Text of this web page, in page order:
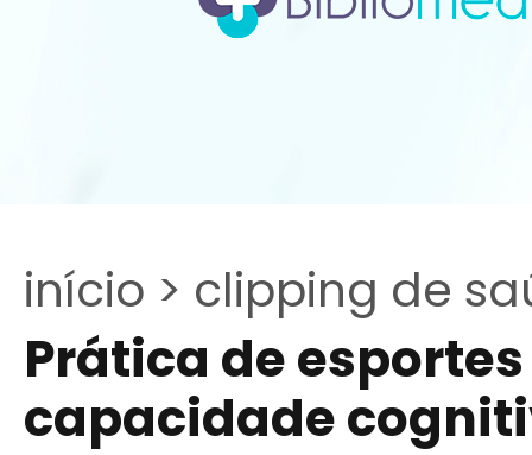
início > clipping de
Prática de
capacidade